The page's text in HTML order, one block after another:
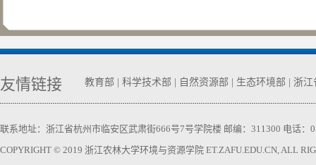
友情链接 教育部 科学技术部 自然资源部 生态环境部 浙江
联系地址：浙江省杭州市临安区武肃街666号7号学院楼 邮编：311300 电话：
COPYRIGHT © 2019 浙江农林大学环境与资源学院 ET.ZAFU.EDU.CN, ALL